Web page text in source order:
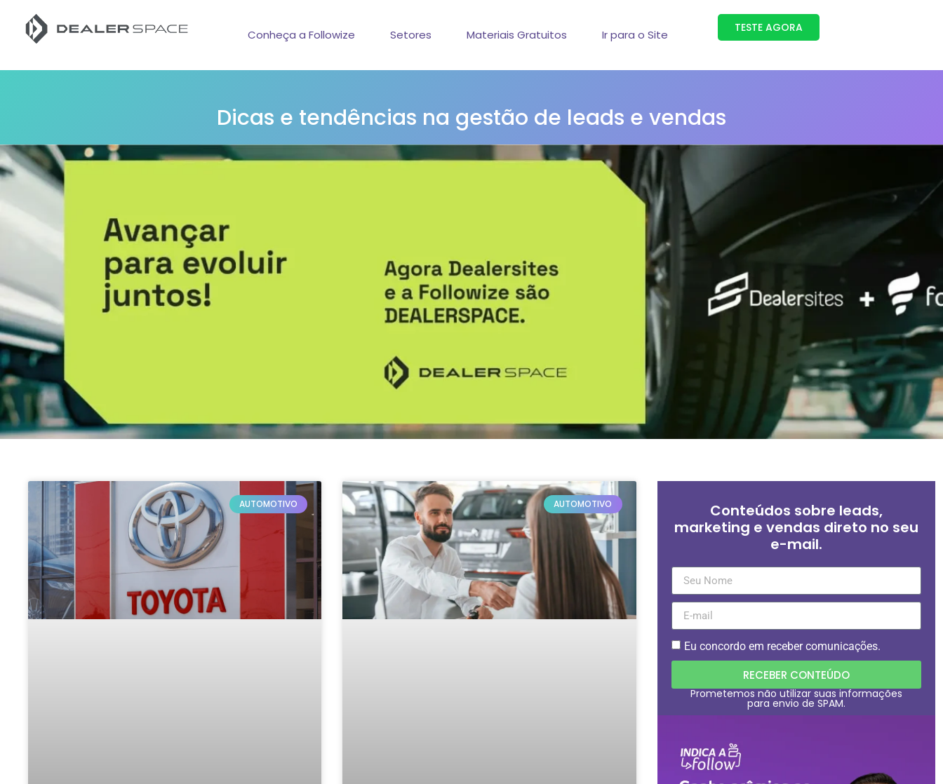
Conheça a Followize Setores Materiais Gratuitos Ir para o Site TESTE AGORA
Dicas e tendências na gestão de leads e vendas
AUTOMOTIVO AUTOMOTIVO
Conteúdos sobre leads,
marketing e vendas direto no seu
e-mail.
Eu concordo em receber comunicações.
RECEBER CONTEÚDO
Prometemos não utilizar suas informações
para envio de SPAM.